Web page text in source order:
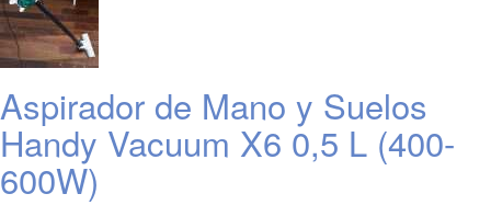
Aspirador de Mano y Suelos
Handy Vacuum X6 0,5 L (400-
600W)